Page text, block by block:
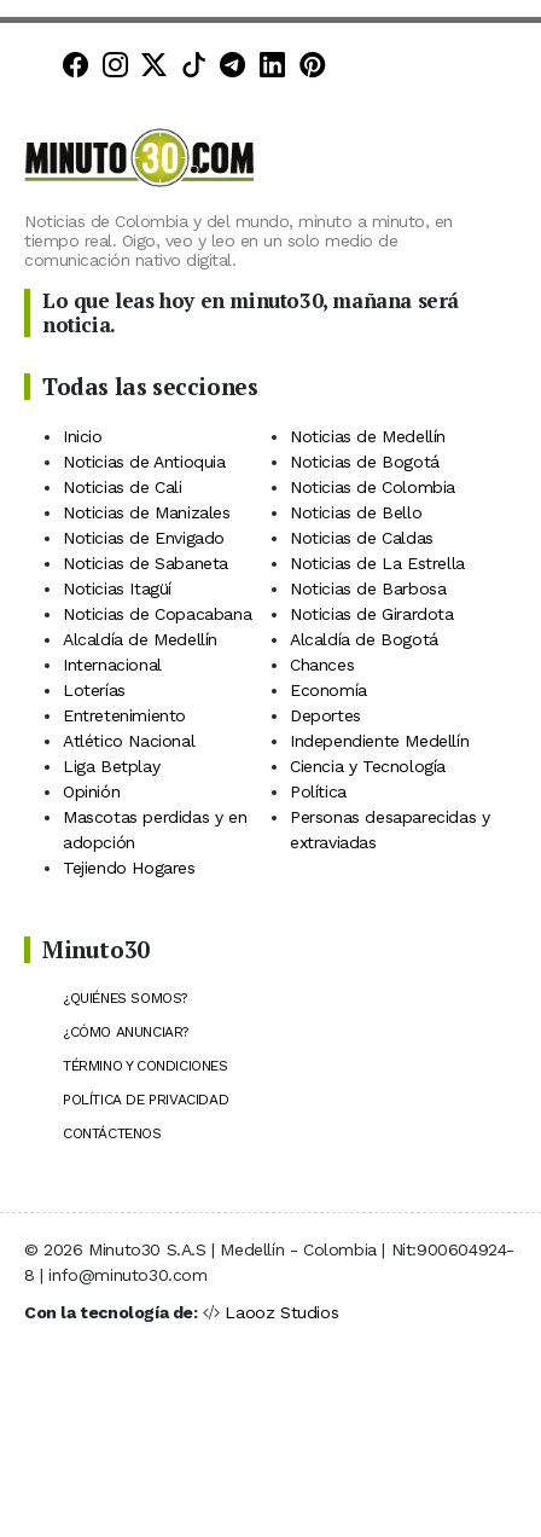
Minuto30 en Facebook
Minuto30 en Instagram
Minuto30 en X (Twitter)
Minuto30 en TikTok
Canal de Minuto30 en
Minuto30 en LinkedIn
Minuto30 en
Noticias de Colombia y del mundo, minuto a minuto, en
tiempo real. Oigo, veo y leo en un solo medio de
comunicación nativo digital.
Lo que leas hoy en minuto30, mañana será
noticia.
Todas las secciones
Inicio
Noticias de Medellín
Noticias de Antioquia
Noticias de Bogotá
Noticias de Cali
Noticias de Colombia
Noticias de Manizales
Noticias de Bello
Noticias de Envigado
Noticias de Caldas
Noticias de Sabaneta
Noticias de La Estrella
Noticias Itagüí
Noticias de Barbosa
Noticias de Copacabana
Noticias de Girardota
Alcaldía de Medellín
Alcaldía de Bogotá
Internacional
Chances
Loterías
Economía
Entretenimiento
Deportes
Atlético Nacional
Independiente Medellín
Liga Betplay
Ciencia y Tecnología
Opinión
Política
Mascotas perdidas y en
adopción
Personas desaparecidas y
extraviadas
Tejiendo Hogares
Minuto30
¿QUIÉNES SOMOS?
¿CÓMO ANUNCIAR?
TÉRMINO Y CONDICIONES
POLÍTICA DE PRIVACIDAD
CONTÁCTENOS
© 2026 Minuto30 S.A.S | Medellín - Colombia | Nit:900604924-
8 | info@minuto30.com
Con la tecnología de:
Laooz Studios